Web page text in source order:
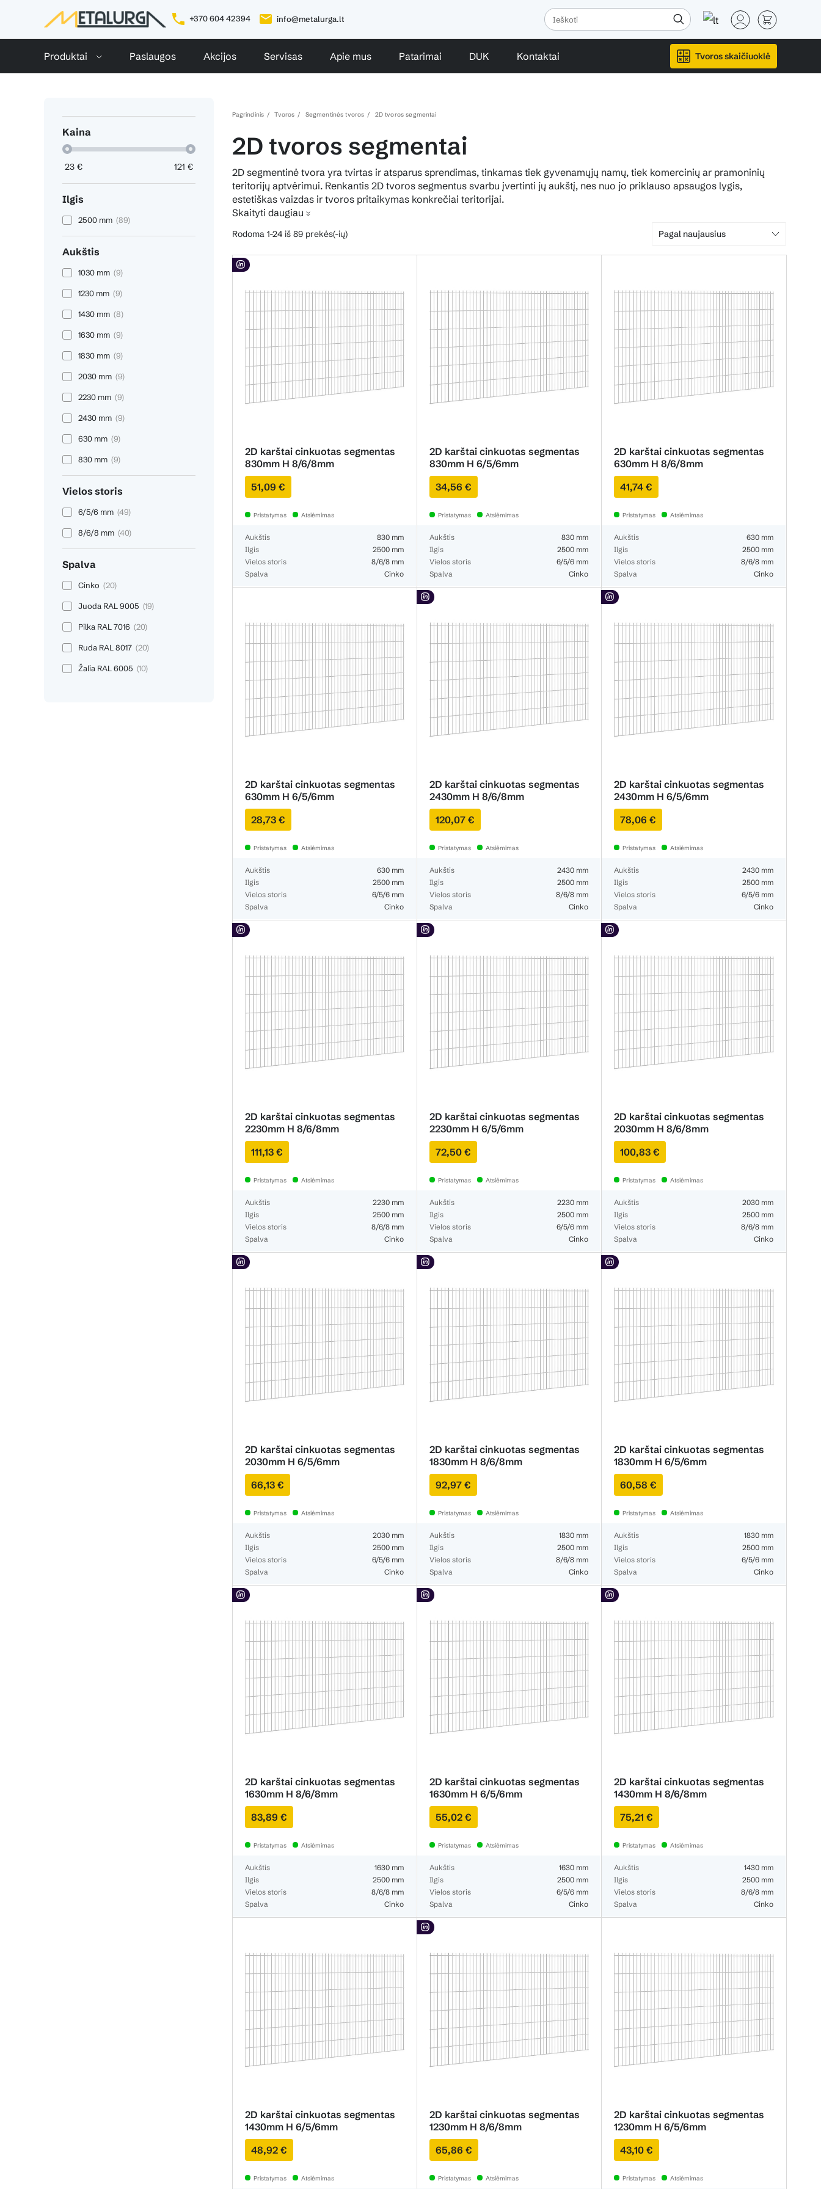
+370 604 42394 info@metalurga.lt
Produktai Paslaugos Akcijos Servisas Apie mus Patarimai DUK Kontaktai Tvoros skaičiuoklė
Kaina
23 € 121 €
Ilgis
2500 mm (89)
Aukštis
1030 mm (9)
1230 mm (9)
1430 mm (8)
1630 mm (9)
1830 mm (9)
2030 mm (9)
2230 mm (9)
2430 mm (9)
630 mm (9)
830 mm (9)
Vielos storis
6/5/6 mm (49)
8/6/8 mm (40)
Spalva
Cinko (20)
Juoda RAL 9005 (19)
Pilka RAL 7016 (20)
Ruda RAL 8017 (20)
Žalia RAL 6005 (10)
Pagrindinis Tvoros Segmentinės tvoros 2D tvoros segmentai
2D tvoros segmentai
2D segmentinė tvora yra tvirtas ir atsparus sprendimas, tinkamas tiek gyvenamųjų namų, tiek komercinių ar pramoninių
teritorijų aptvėrimui. Renkantis 2D tvoros segmentus svarbu įvertinti jų aukštį, nes nuo jo priklauso apsaugos lygis,
estetiškas vaizdas ir tvoros pritaikymas konkrečiai teritorijai.
Skaityti daugiau
Rodoma 1-24 iš 89 prekės(-ių) Pagal naujausius
2D karštai cinkuotas segmentas
830mm H 8/6/8mm
51,09 €
Pristatymas Atsiėmimas
Aukštis
830 mm
Ilgis
2500 mm
Vielos storis
8/6/8 mm
Spalva
Cinko
2D karštai cinkuotas segmentas
830mm H 6/5/6mm
34,56 €
Pristatymas Atsiėmimas
Aukštis
830 mm
Ilgis
2500 mm
Vielos storis
6/5/6 mm
Spalva
Cinko
2D karštai cinkuotas segmentas
630mm H 8/6/8mm
41,74 €
Pristatymas Atsiėmimas
Aukštis
630 mm
Ilgis
2500 mm
Vielos storis
8/6/8 mm
Spalva
Cinko
2D karštai cinkuotas segmentas
630mm H 6/5/6mm
28,73 €
Pristatymas Atsiėmimas
Aukštis
630 mm
Ilgis
2500 mm
Vielos storis
6/5/6 mm
Spalva
Cinko
2D karštai cinkuotas segmentas
2430mm H 8/6/8mm
120,07 €
Pristatymas Atsiėmimas
Aukštis
2430 mm
Ilgis
2500 mm
Vielos storis
8/6/8 mm
Spalva
Cinko
2D karštai cinkuotas segmentas
2430mm H 6/5/6mm
78,06 €
Pristatymas Atsiėmimas
Aukštis
2430 mm
Ilgis
2500 mm
Vielos storis
6/5/6 mm
Spalva
Cinko
2D karštai cinkuotas segmentas
2230mm H 8/6/8mm
111,13 €
Pristatymas Atsiėmimas
Aukštis
2230 mm
Ilgis
2500 mm
Vielos storis
8/6/8 mm
Spalva
Cinko
2D karštai cinkuotas segmentas
2230mm H 6/5/6mm
72,50 €
Pristatymas Atsiėmimas
Aukštis
2230 mm
Ilgis
2500 mm
Vielos storis
6/5/6 mm
Spalva
Cinko
2D karštai cinkuotas segmentas
2030mm H 8/6/8mm
100,83 €
Pristatymas Atsiėmimas
Aukštis
2030 mm
Ilgis
2500 mm
Vielos storis
8/6/8 mm
Spalva
Cinko
2D karštai cinkuotas segmentas
2030mm H 6/5/6mm
66,13 €
Pristatymas Atsiėmimas
Aukštis
2030 mm
Ilgis
2500 mm
Vielos storis
6/5/6 mm
Spalva
Cinko
2D karštai cinkuotas segmentas
1830mm H 8/6/8mm
92,97 €
Pristatymas Atsiėmimas
Aukštis
1830 mm
Ilgis
2500 mm
Vielos storis
8/6/8 mm
Spalva
Cinko
2D karštai cinkuotas segmentas
1830mm H 6/5/6mm
60,58 €
Pristatymas Atsiėmimas
Aukštis
1830 mm
Ilgis
2500 mm
Vielos storis
6/5/6 mm
Spalva
Cinko
2D karštai cinkuotas segmentas
1630mm H 8/6/8mm
83,89 €
Pristatymas Atsiėmimas
Aukštis
1630 mm
Ilgis
2500 mm
Vielos storis
8/6/8 mm
Spalva
Cinko
2D karštai cinkuotas segmentas
1630mm H 6/5/6mm
55,02 €
Pristatymas Atsiėmimas
Aukštis
1630 mm
Ilgis
2500 mm
Vielos storis
6/5/6 mm
Spalva
Cinko
2D karštai cinkuotas segmentas
1430mm H 8/6/8mm
75,21 €
Pristatymas Atsiėmimas
Aukštis
1430 mm
Ilgis
2500 mm
Vielos storis
8/6/8 mm
Spalva
Cinko
2D karštai cinkuotas segmentas
1430mm H 6/5/6mm
48,92 €
Pristatymas Atsiėmimas
2D karštai cinkuotas segmentas
1230mm H 8/6/8mm
65,86 €
Pristatymas Atsiėmimas
2D karštai cinkuotas segmentas
1230mm H 6/5/6mm
43,10 €
Pristatymas Atsiėmimas